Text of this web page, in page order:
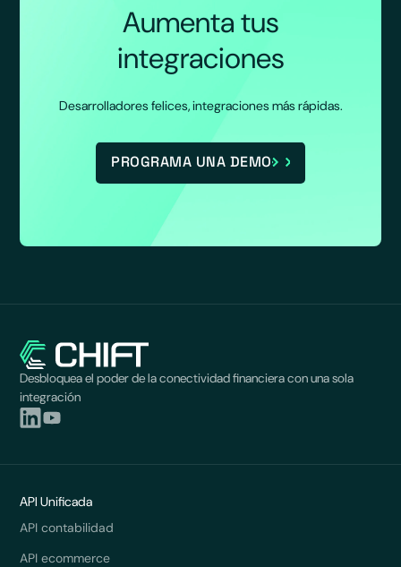
Aumenta tus
integraciones
Desarrolladores felices, integraciones más rápidas.
PROGRAMA UNA DEMO
Desbloquea el poder de la conectividad financiera con una sola
integración
API Unificada
API contabilidad
API ecommerce